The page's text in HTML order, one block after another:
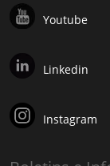
Youtube
Linkedin
Instagram